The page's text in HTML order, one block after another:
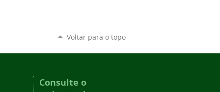
Voltar para o topo
Consulte o